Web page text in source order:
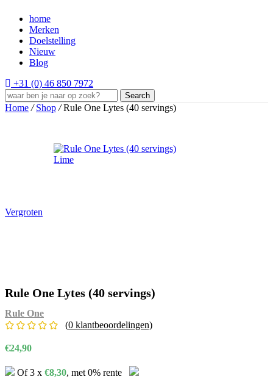
home
Merken
Doelstelling
Nieuw
Blog
+31 (0) 46 850 7972
Search
Home / Shop / Rule One Lytes (40 servings)
Vergroten
Rule One Lytes (40 servings)
Rule One
(0 klantbeoordelingen)
€24,90
Of 3 x €8,30, met 0% rente